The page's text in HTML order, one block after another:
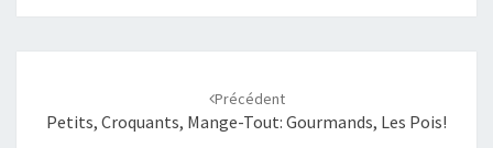
Précédent
Petits, Croquants, Mange-Tout: Gourmands, Les Pois!